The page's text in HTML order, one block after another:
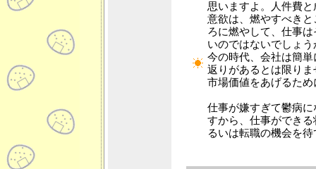
思いますよ。人件費
意欲は、燃やすべき
ろに燃やして、仕事
いのではないでしょう
今の時代、会社は簡
返りがあるとは限り
市場価値をあげるた
仕事が嫌すぎて鬱病
すから、仕事ができ
るいは転職の機会を